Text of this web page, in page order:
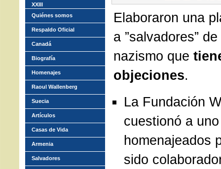
Elaboraron una
a ”salvadores”
nazismo que
objeciones.
La Fundación
cuestionó a
homenajeados
sido
XXIII
Quiénes somos
Respaldo Oficial
Canadá
Biografía
Homenajes
Raoul Wallenberg
Suecia
Artículos
Casas de Vida
Armenia
Salvadores